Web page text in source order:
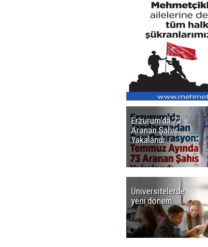
Erzurum'da 73
Aranan Şahıs
Yakalandı
Üniversitelerde
yeni dönem